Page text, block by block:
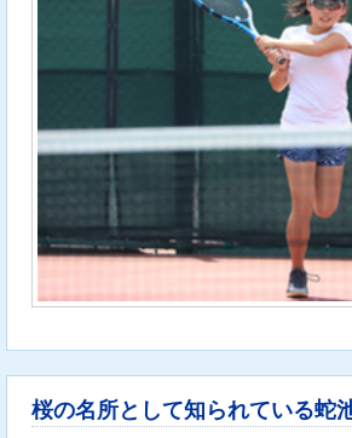
桜の名所として知られている蛇